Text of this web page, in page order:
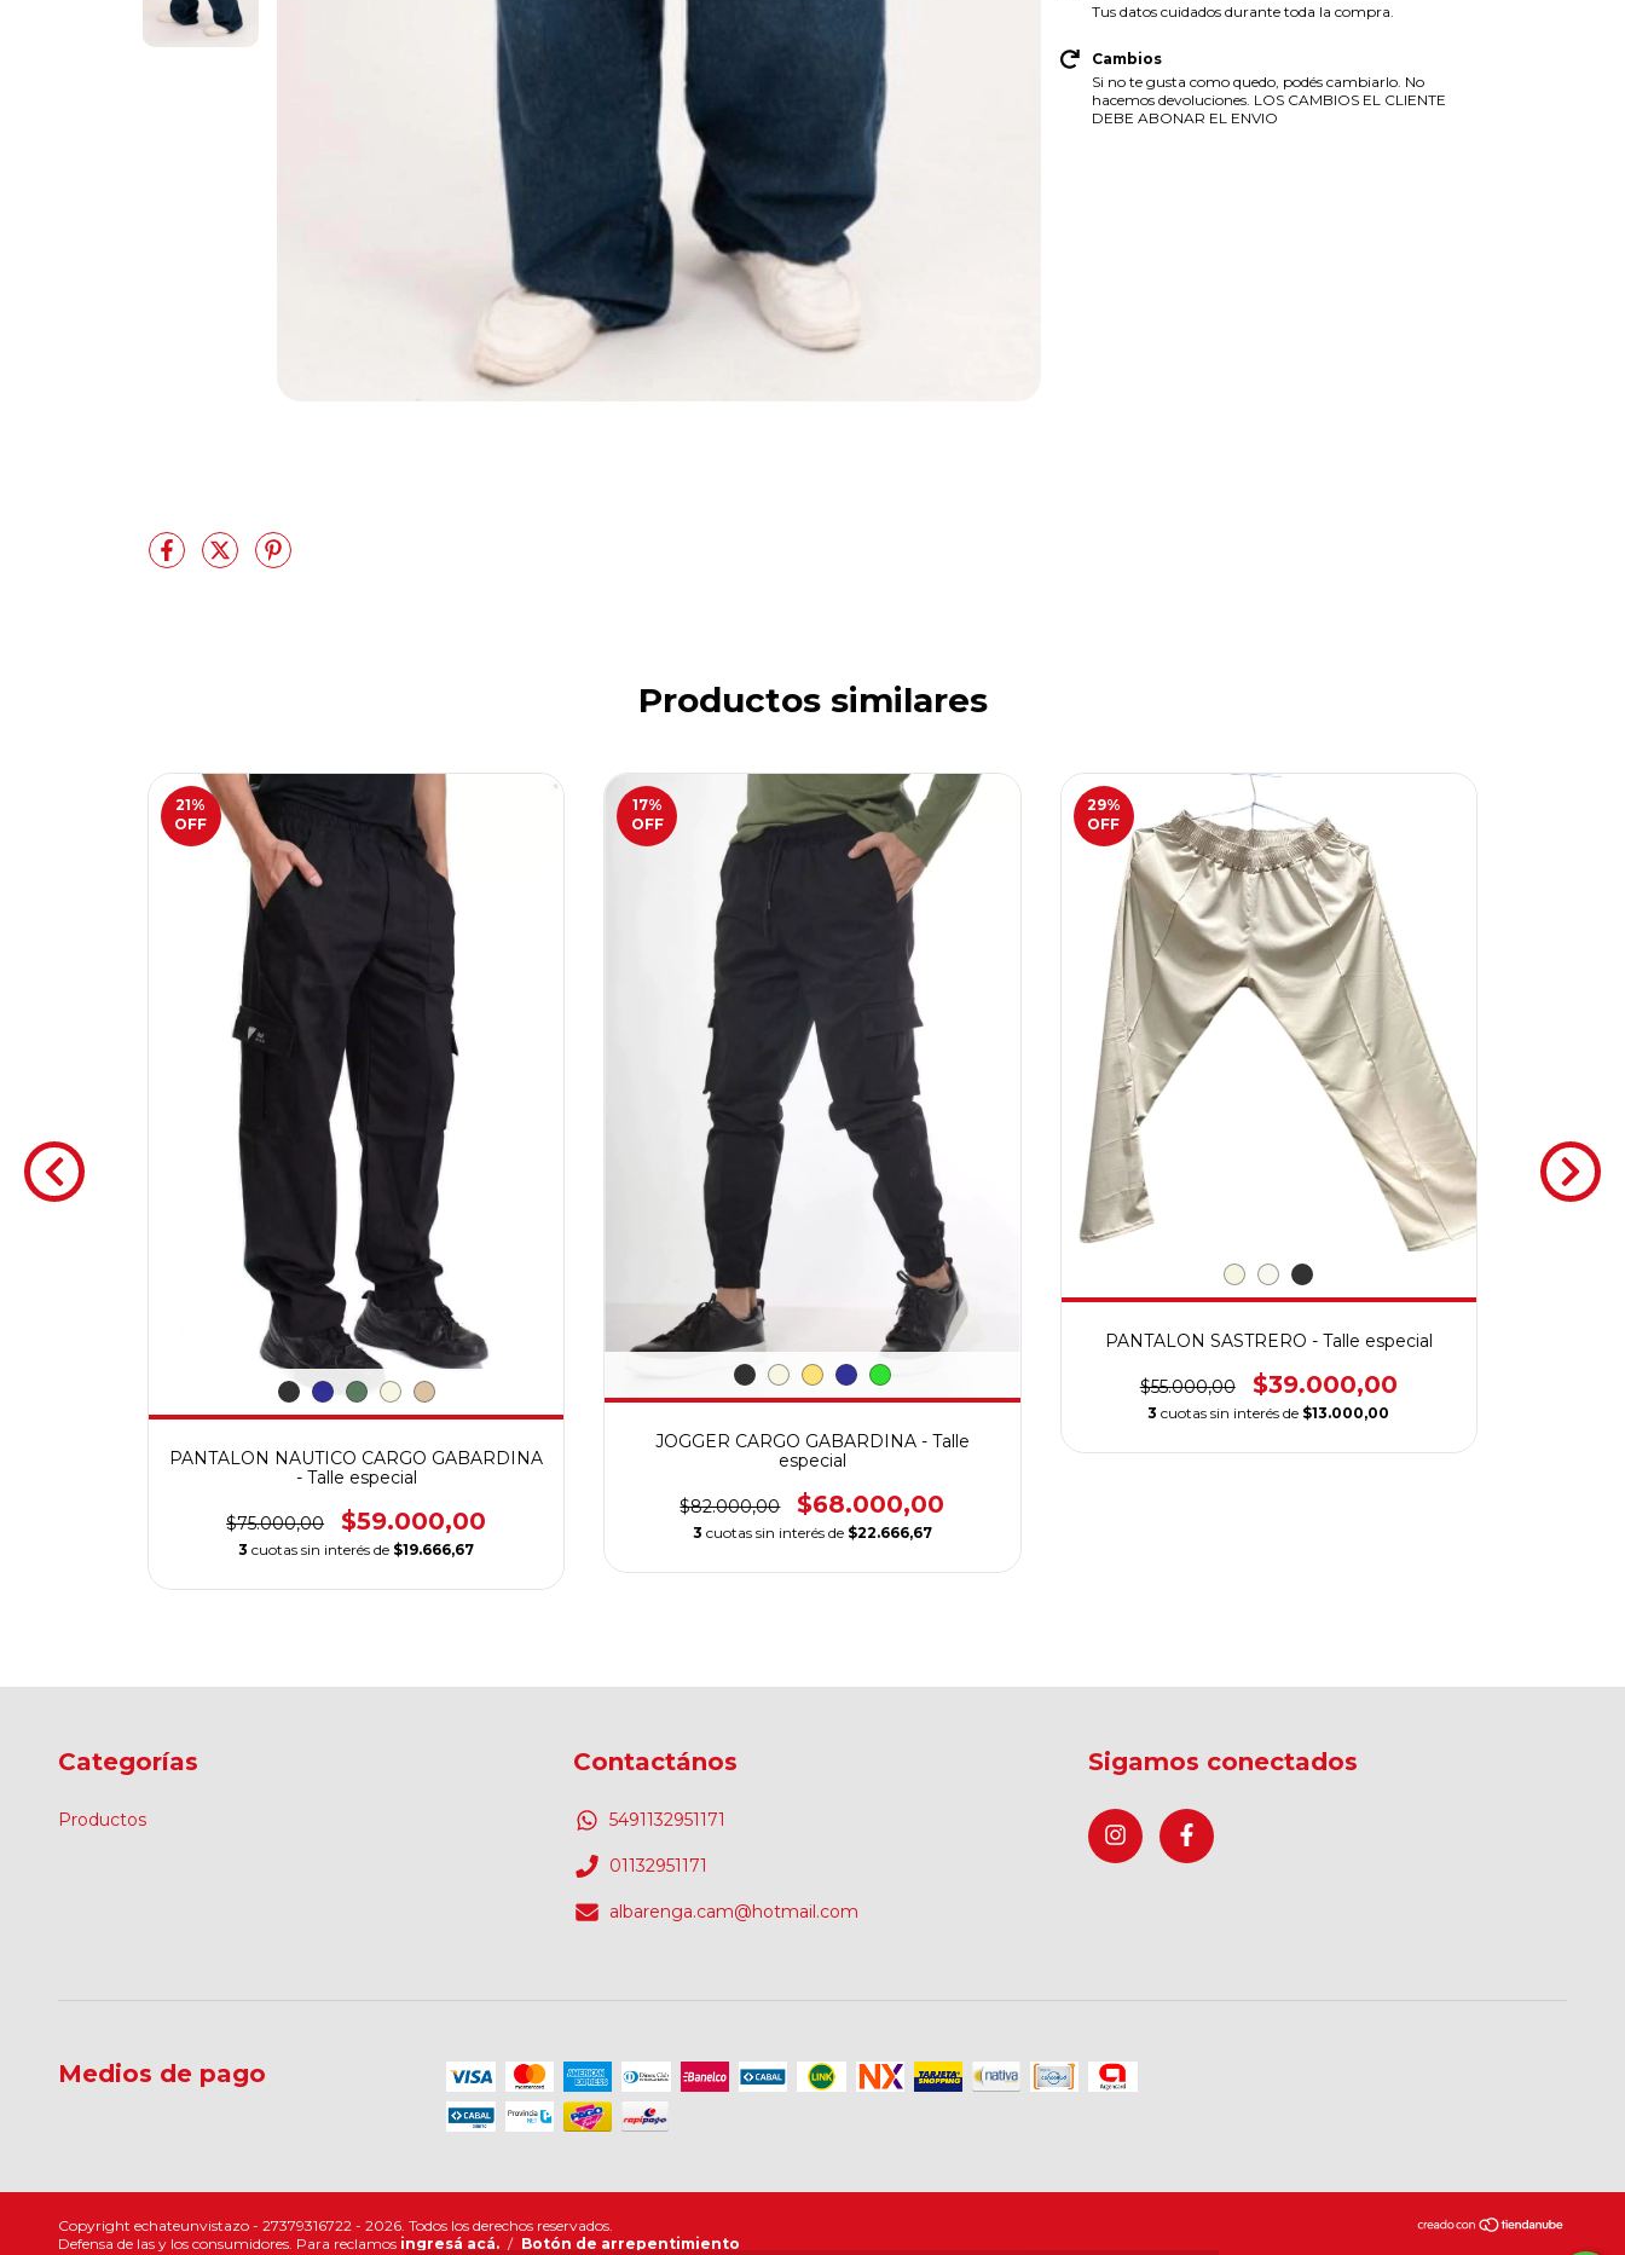
Tus datos cuidados durante toda la compra.
Cambios
Si no te gusta como quedo, podés cambiarlo. No
hacemos devoluciones. LOS CAMBIOS EL CLIENTE
DEBE ABONAR EL ENVIO
Productos similares
21%
OFF
PANTALON NAUTICO CARGO GABARDINA
- Talle especial
$75.000,00 $59.000,00
3 cuotas sin interés de $19.666,67
17%
OFF
JOGGER CARGO GABARDINA - Talle
especial
$82.000,00 $68.000,00
3 cuotas sin interés de $22.666,67
29%
OFF
PANTALON SASTRERO - Talle especial
$55.000,00 $39.000,00
3 cuotas sin interés de $13.000,00
Categorías
Productos
Contactános
5491132951171
01132951171
albarenga.cam@hotmail.com
Sigamos conectados
Medios de pago
Copyright echateunvistazo - 27379316722 - 2026. Todos los derechos reservados.
Defensa de las y los consumidores. Para reclamos ingresá acá. / Botón de arrepentimiento